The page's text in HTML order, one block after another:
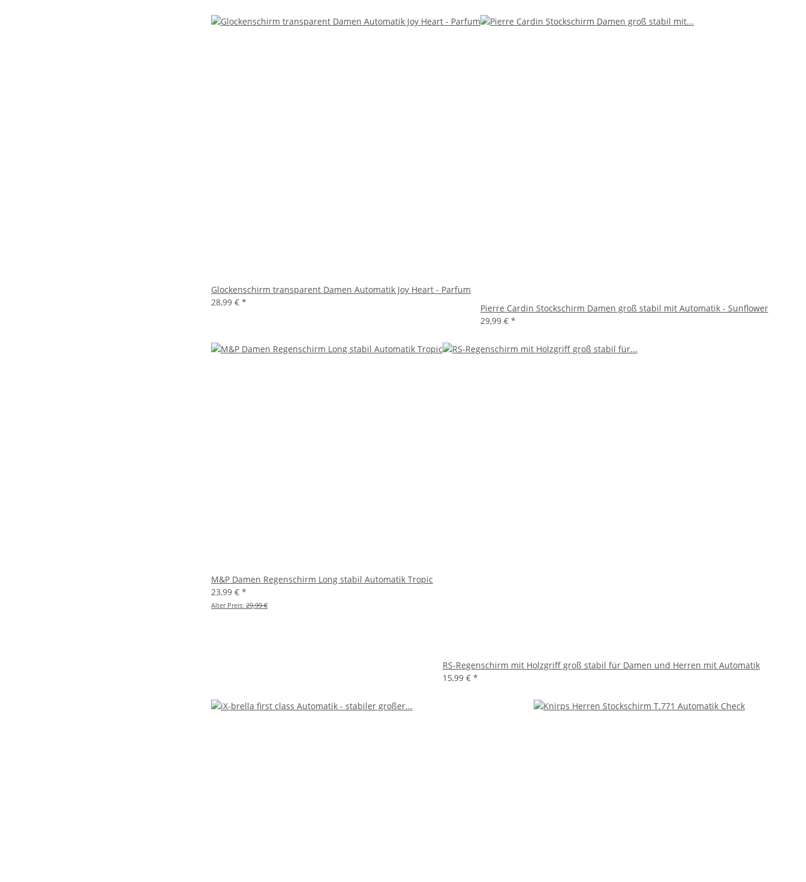
Glockenschirm transparent Damen Automatik Joy Heart - Parfum
28,99 € *
Pierre Cardin Stockschirm Damen groß stabil mit Automatik - Sunflower
29,99 € *
M&P Damen Regenschirm Long stabil Automatik Tropic
23,99 € *
Alter Preis: 29,99 €
RS-Regenschirm mit Holzgriff groß stabil für Damen und Herren mit Automatik
15,99 € *